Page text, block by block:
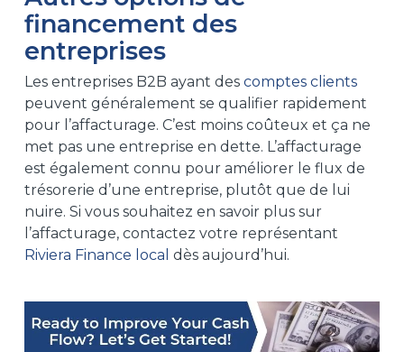
financement des
entreprises
Les entreprises B2B ayant des comptes clients
peuvent généralement se qualifier rapidement
pour l’affacturage. C’est moins coûteux et ça ne
met pas une entreprise en dette. L’affacturage
est également connu pour améliorer le flux de
trésorerie d’une entreprise, plutôt que de lui
nuire. Si vous souhaitez en savoir plus sur
l’affacturage, contactez votre représentant
Riviera Finance local dès aujourd’hui.